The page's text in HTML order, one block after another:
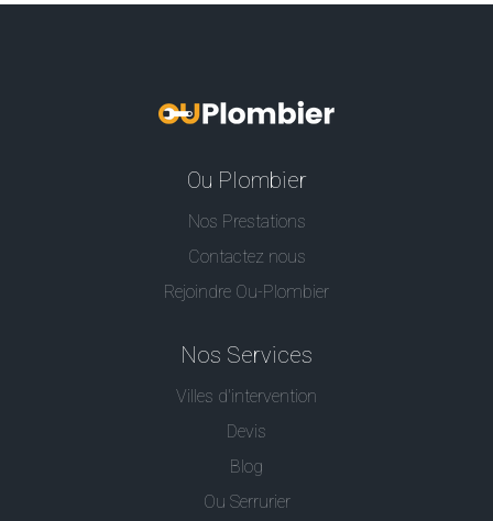
Ou Plombier
Nos Prestations
Contactez nous
Rejoindre Ou-Plombier
Nos Services
Villes d'intervention
Devis
Blog
Ou Serrurier